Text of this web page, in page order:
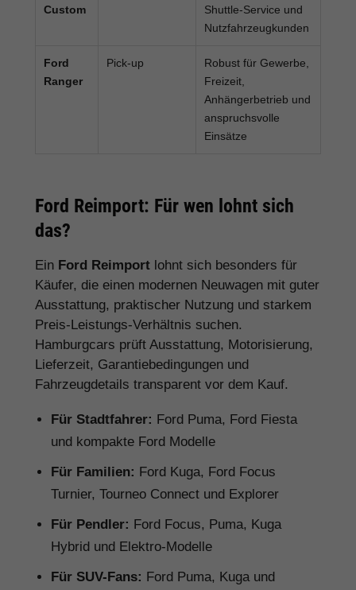
Custom
Shuttle-Service und
Nutzfahrzeugkunden
Ford
Ranger
Pick-up
Robust für Gewerbe,
Freizeit,
Anhängerbetrieb und
anspruchsvolle
Einsätze
Ford Reimport: Für wen lohnt sich
das?
Ein Ford Reimport lohnt sich besonders für
Käufer, die einen modernen Neuwagen mit guter
Ausstattung, praktischer Nutzung und starkem
Preis-Leistungs-Verhältnis suchen.
Hamburgcars prüft Ausstattung, Motorisierung,
Lieferzeit, Garantiebedingungen und
Fahrzeugdetails transparent vor dem Kauf.
Für Stadtfahrer: Ford Puma, Ford Fiesta
und kompakte Ford Modelle
Für Familien: Ford Kuga, Ford Focus
Turnier, Tourneo Connect und Explorer
Für Pendler: Ford Focus, Puma, Kuga
Hybrid und Elektro-Modelle
Für SUV-Fans: Ford Puma, Kuga und